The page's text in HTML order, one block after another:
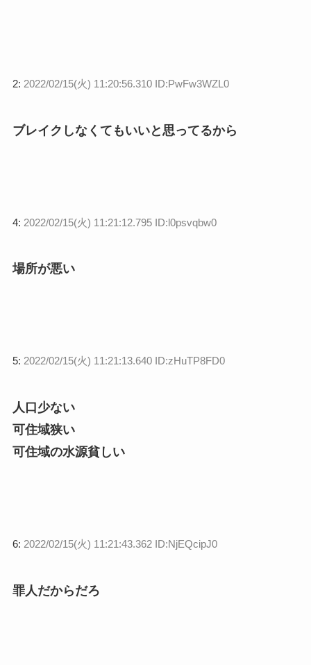
2: 2022/02/15(火) 11:20:56.310 ID:PwFw3WZL0
ブレイクしなくてもいいと思ってるから
4: 2022/02/15(火) 11:21:12.795 ID:l0psvqbw0
場所が悪い
5: 2022/02/15(火) 11:21:13.640 ID:zHuTP8FD0
人口少ない
可住域狭い
可住域の水源貧しい
6: 2022/02/15(火) 11:21:43.362 ID:NjEQcipJ0
罪人だからだろ